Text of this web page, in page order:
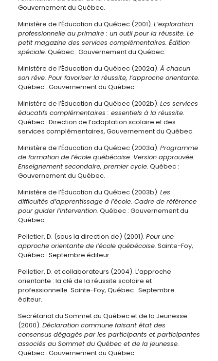
Gouvernement du Québec.
Ministère de l’Éducation du Québec (2001). L’exploration
professionnelle au primaire : un outil pour la réussite. Le
petit magazine des services complémentaires. Édition
spéciale. Québec : Gouvernement du Québec.
Ministère de l’Éducation du Québec (2002a). À chacun
son rêve. Pour favoriser la réussite, l’approche orientante.
Québec : Gouvernement du Québec.
Ministère de l’Éducation du Québec (2002b). Les services
éducatifs complémentaires : essentiels à la réussite.
Québec : Direction de l’adaptation scolaire et des
services complémentaires, Gouvernement du Québec.
Ministère de l’Éducation du Québec (2003a). Programme
de formation de l’école québécoise. Version approuvée.
Enseignement secondaire, premier cycle. Québec :
Gouvernement du Québec.
Ministère de l’Éducation du Québec (2003b). Les
difficultés d’apprentissage à l’école. Cadre de référence
pour guider l’intervention. Québec : Gouvernement du
Québec.
Pelletier, D. (sous la direction de) (2001). Pour une
approche orientante de l’école québécoise. Sainte-Foy,
Québec : Septembre éditeur.
Pelletier, D. et collaborateurs (2004). L’approche
orientante : la clé de la réussite scolaire et
professionnelle. Sainte-Foy, Québec : Septembre
éditeur.
Secrétariat du Sommet du Québec et de la Jeunesse
(2000). Déclaration commune faisant état des
consensus dégagés par les participants et participantes
associés au Sommet du Québec et de la jeunesse.
Québec : Gouvernement du Québec.